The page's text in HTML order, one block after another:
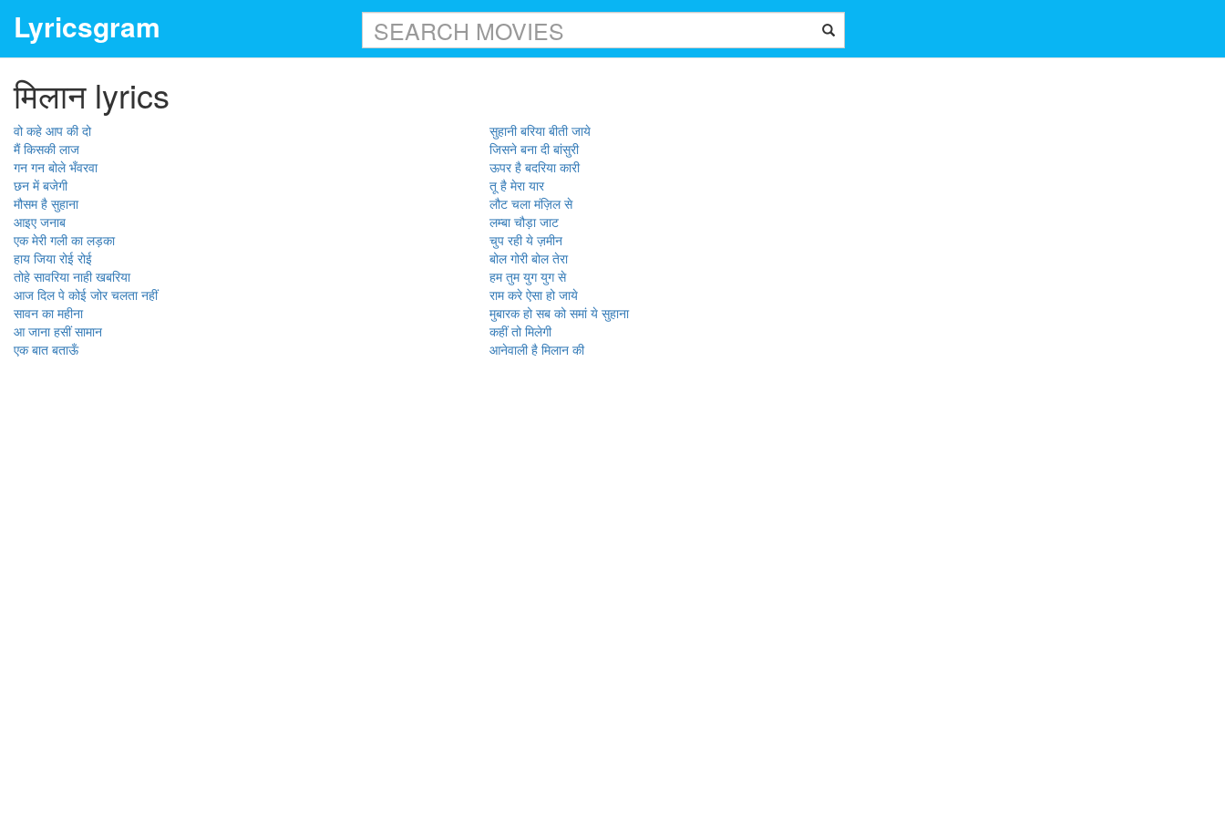
Lyricsgram
मिलान lyrics
वो कहे आप की दो
सुहानी बरिया बीती जाये
मैं किसकी लाज
जिसने बना दी बांसुरी
गन गन बोले भँवरवा
ऊपर है बदरिया कारी
छन में बजेगी
तू है मेरा यार
मौसम है सुहाना
लौट चला मंज़िल से
आइए जनाब
लम्बा चौड़ा जाट
एक मेरी गली का लड़का
चुप रही ये ज़मीन
हाय जिया रोई रोई
बोल गोरी बोल तेरा
तोहे सावरिया नाही खबरिया
हम तुम युग युग से
आज दिल पे कोई जोर चलता नहीं
राम करे ऐसा हो जाये
सावन का महीना
मुबारक हो सब को समां ये सुहाना
आ जाना हसीं सामान
कहीं तो मिलेगी
एक बात बताऊँ
आनेवाली है मिलान की